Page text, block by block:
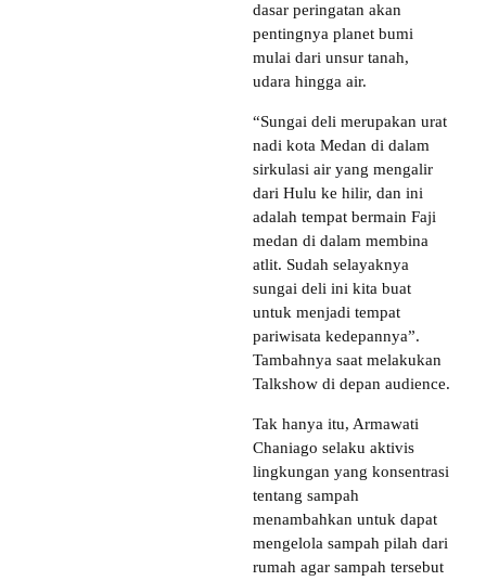
dasar peringatan akan
pentingnya planet bumi
mulai dari unsur tanah,
udara hingga air.
“Sungai deli merupakan urat
nadi kota Medan di dalam
sirkulasi air yang mengalir
dari Hulu ke hilir, dan ini
adalah tempat bermain Faji
medan di dalam membina
atlit. Sudah selayaknya
sungai deli ini kita buat
untuk menjadi tempat
pariwisata kedepannya”.
Tambahnya saat melakukan
Talkshow di depan audience.
Tak hanya itu, Armawati
Chaniago selaku aktivis
lingkungan yang konsentrasi
tentang sampah
menambahkan untuk dapat
mengelola sampah pilah dari
rumah agar sampah tersebut